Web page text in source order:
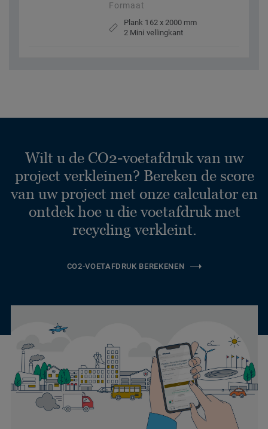
Formaat
Plank 162 x 2000 mm
2 Mini vellingkant
Wilt u de CO2-voetafdruk van uw
project verkleinen? Bereken de score
van uw project met onze calculator en
ontdek hoe u die voetafdruk met
recycling verkleint.
CO2-VOETAFDRUK BEREKENEN